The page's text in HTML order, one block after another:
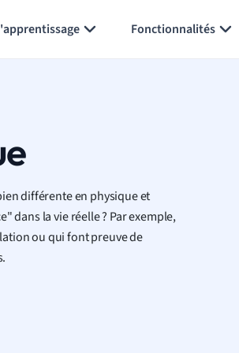
Fonctionnalités
différente en physique et
dans la vie réelle ? Par exemple,
ou qui font preuve de